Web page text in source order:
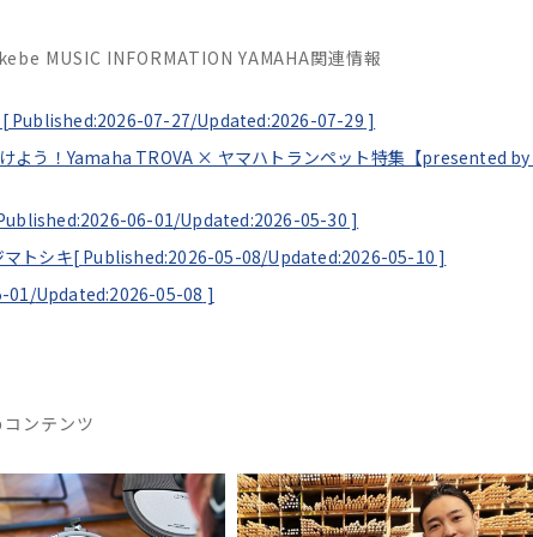
MUSIC INFORMATION YAMAHA関連情報
Published:2026-07-27/Updated:2026-07-29 ]
よう！Yamaha TROVA × ヤマハトランペット特集【presented
06-01/Updated:2026-05-30 ]
トシキ[ Published:2026-05-08/Updated:2026-05-10 ]
01/Updated:2026-05-08 ]
ンテンツ